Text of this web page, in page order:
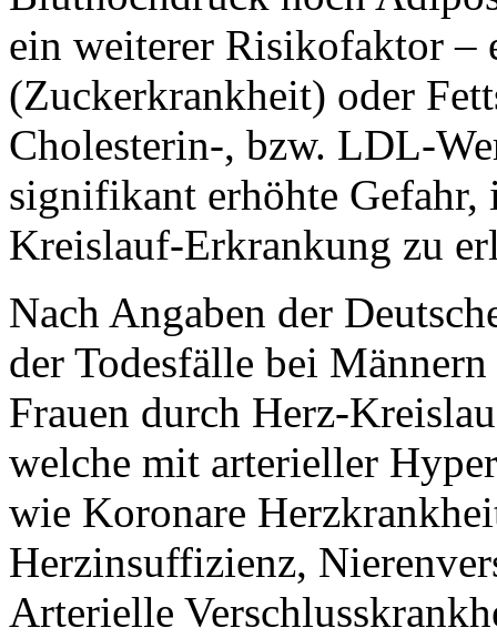
ein weiterer Risikofaktor –
(Zuckerkrankheit) oder
Cholesterin-, bzw. LDL-
signifikant erhöhte Gefahr,
Kreislauf-Erkrankung zu
Nach Angaben der
der Todesfälle bei
Frauen durch Herz-
welche mit arterieller
wie Koronare
Herzinsuffizienz,
Arterielle